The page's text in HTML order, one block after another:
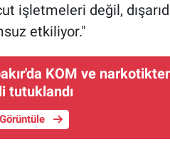
işletmeleri değil,
etkiliyor."
KOM ve
tutuklandı